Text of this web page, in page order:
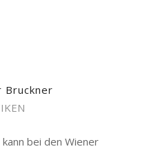
Bruckner
bei den Wiener